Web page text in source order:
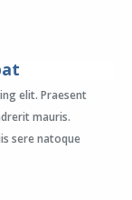
elit. Praesent
mauris.
sere natoque